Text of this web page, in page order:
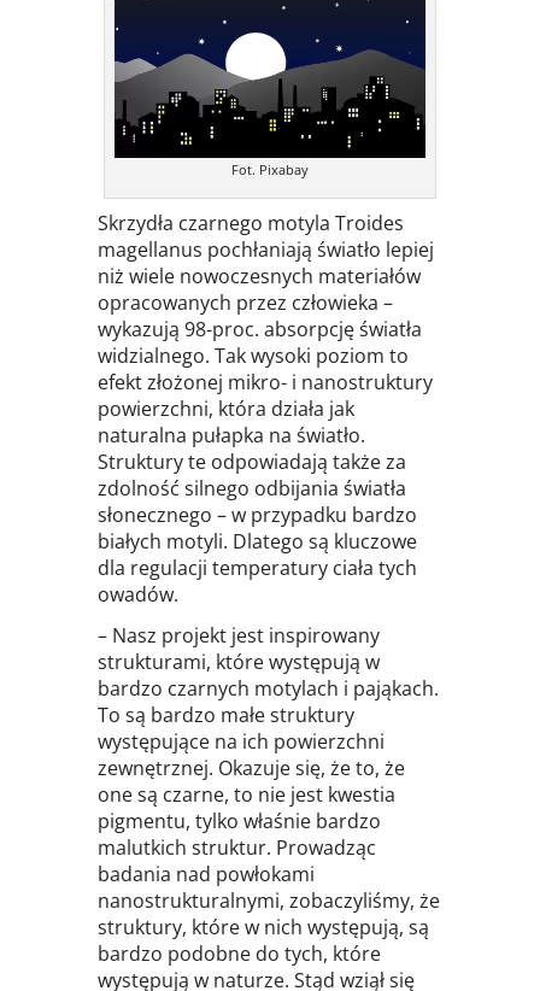
Fot. Pixabay
Skrzydła czarnego motyla Troides
magellanus pochłaniają światło lepiej
niż wiele nowoczesnych materiałów
opracowanych przez człowieka –
wykazują 98-proc. absorpcję światła
widzialnego. Tak wysoki poziom to
efekt złożonej mikro- i nanostruktury
powierzchni, która działa jak
naturalna pułapka na światło.
Struktury te odpowiadają także za
zdolność silnego odbijania światła
słonecznego – w przypadku bardzo
białych motyli. Dlatego są kluczowe
dla regulacji temperatury ciała tych
owadów.
– Nasz projekt jest inspirowany
strukturami, które występują w
bardzo czarnych motylach i pająkach.
To są bardzo małe struktury
występujące na ich powierzchni
zewnętrznej. Okazuje się, że to, że
one są czarne, to nie jest kwestia
pigmentu, tylko właśnie bardzo
malutkich struktur. Prowadząc
badania nad powłokami
nanostrukturalnymi, zobaczyliśmy, że
struktury, które w nich występują, są
bardzo podobne do tych, które
występują w naturze. Stąd wziął się